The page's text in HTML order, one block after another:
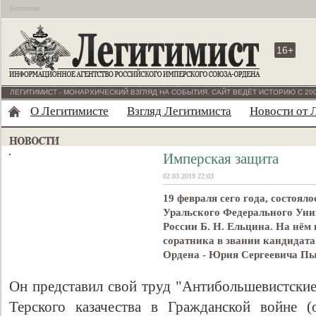
Бесплатно
16+
ЛЕГИТИМИСТ - МОНАРХИЧЕСКИЙ ВЗГЛЯД НА СОБЫТИЯ. САЙТ ВЕДЁТ ИСТОРИЮ С
О Легитимисте Взгляд Легитимиста Новости от
Имперская защита
02.03.2019 22:03
19 февраля сего года,
Уральского Федерального
России Б. Н. Ельцина. На нём
соратника в звании
Ордена - Юрия Сергеевича
Он представил свой труд
Терского казачества в Гражданской